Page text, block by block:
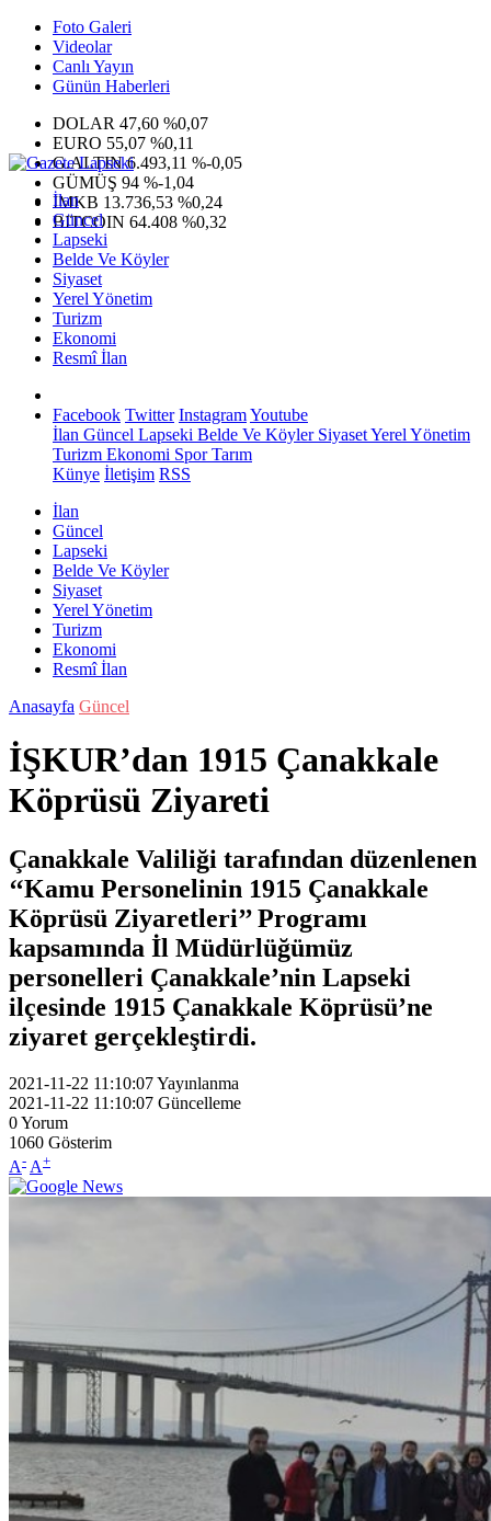
Foto Galeri
Videolar
Canlı Yayın
Günün Haberleri
DOLAR 47,60 %0,07
EURO 55,07 %0,11
G.ALTIN6.493,11 %-0,05
GÜMÜŞ 94 %-1,04
IMKB 13.736,53 %0,24
BITCOIN 64.408 %0,32
İlan
Güncel
Lapseki
Belde Ve Köyler
Siyaset
Yerel Yönetim
Turizm
Ekonomi
Resmî İlan
Facebook Twitter InstagramYoutube
İlan Güncel Lapseki Belde Ve KöylerSiyasetYerel Yönetim
Turizm Ekonomi SporTarım
Künye İletişim RSS
İlan
Güncel
Lapseki
Belde Ve Köyler
Siyaset
Yerel Yönetim
Turizm
Ekonomi
Resmî İlan
Anasayfa Güncel
İŞKUR’dan 1915 Çanakkale
Köprüsü Ziyareti
Çanakkale Valiliği tarafından düzenlenen
‘‘Kamu Personelinin 1915 Çanakkale
Köprüsü Ziyaretleri’’ Programı
kapsamında İl Müdürlüğümüz
personelleri Çanakkale’nin Lapseki
ilçesinde 1915 Çanakkale Köprüsü’ne
ziyaret gerçekleştirdi.
2021-11-22 11:10:07Yayınlanma
2021-11-22 11:10:07 Güncelleme
0Yorum
1060 Gösterim
A- A+